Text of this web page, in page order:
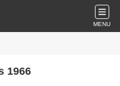
MENU
1966